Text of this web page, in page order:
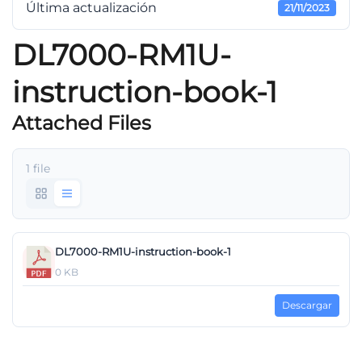
Última actualización 21/11/2023
DL7000-RM1U-
instruction-book-1
Attached Files
1 file
DL7000-RM1U-instruction-book-1
0 KB
Descargar